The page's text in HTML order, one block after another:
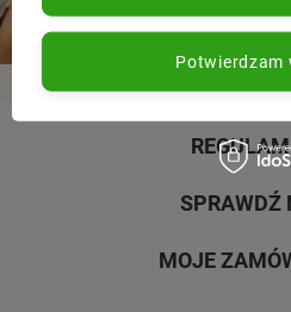
SPRAWDŹ
MOJE
Potwierdzam